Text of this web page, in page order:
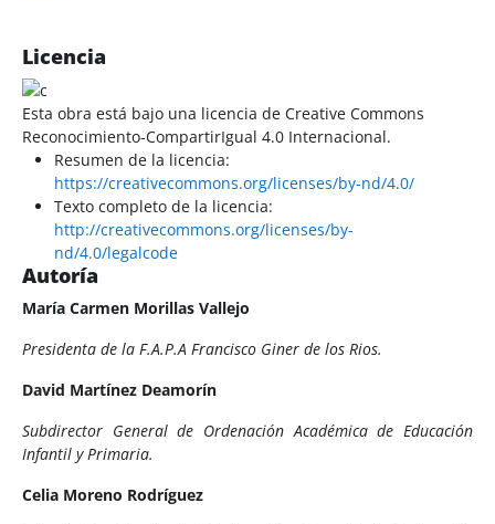
Licencia
Esta obra está bajo una licencia de Creative Commons
Reconocimiento-CompartirIgual 4.0 Internacional.
Resumen de la licencia:
https://creativecommons.org/licenses/by-nd/4.0/
Texto completo de la licencia:
http://creativecommons.org/licenses/by-
nd/4.0/legalcode
Autoría
María Carmen Morillas Vallejo
Presidenta de la F.A.P.A Francisco Giner de los Rios.
David Martínez Deamorín
Subdirector General de Ordenación Académica de Educación
Infantil y Primaria.
Celia Moreno Rodríguez